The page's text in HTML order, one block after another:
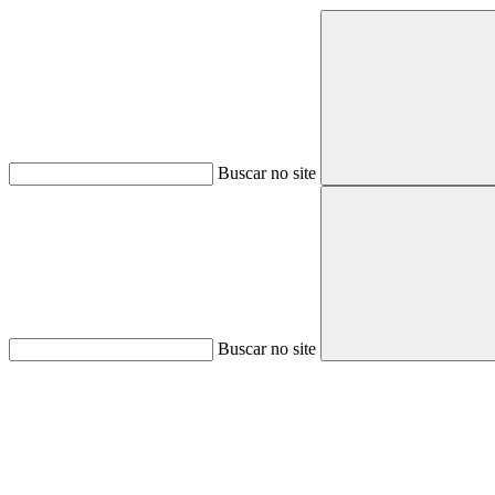
Buscar no site
Buscar no site